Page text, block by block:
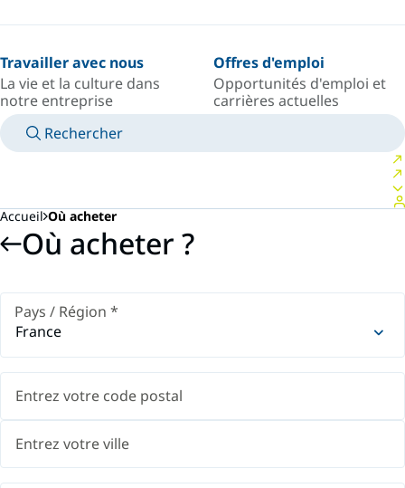
Travailler avec nous
La vie et la culture dans
notre entreprise
Offres d'emploi
Opportunités d'emploi et
carrières actuelles
Rechercher
Accueil Où acheter
Où acheter ?
Pays / Région *
France